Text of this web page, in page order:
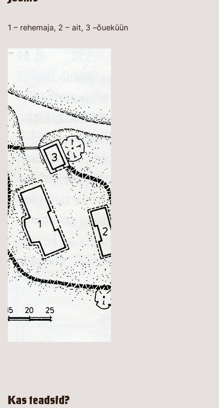
1 – rehemaja, 2 – ait, 3 –õueküün
Kas teadsid?